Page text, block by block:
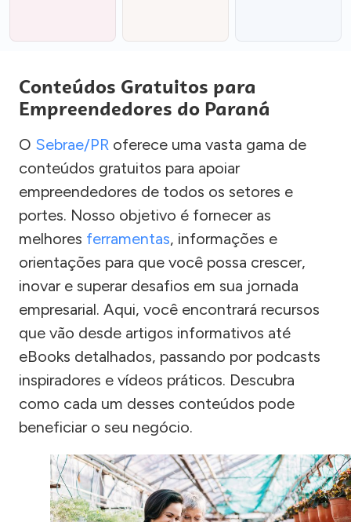
Conteúdos Gratuitos para
Empreendedores do Paraná
O Sebrae/PR oferece uma vasta gama de
conteúdos gratuitos para apoiar
empreendedores de todos os setores e
portes. Nosso objetivo é fornecer as
melhores ferramentas, informações e
orientações para que você possa crescer,
inovar e superar desafios em sua jornada
empresarial. Aqui, você encontrará recursos
que vão desde artigos informativos até
eBooks detalhados, passando por podcasts
inspiradores e vídeos práticos. Descubra
como cada um desses conteúdos pode
beneficiar o seu negócio.